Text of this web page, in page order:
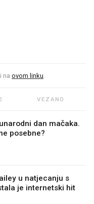
na ovom linku.
VEZANO
dan mačaka.
posebne?
u natjecanju s
je internetski hit